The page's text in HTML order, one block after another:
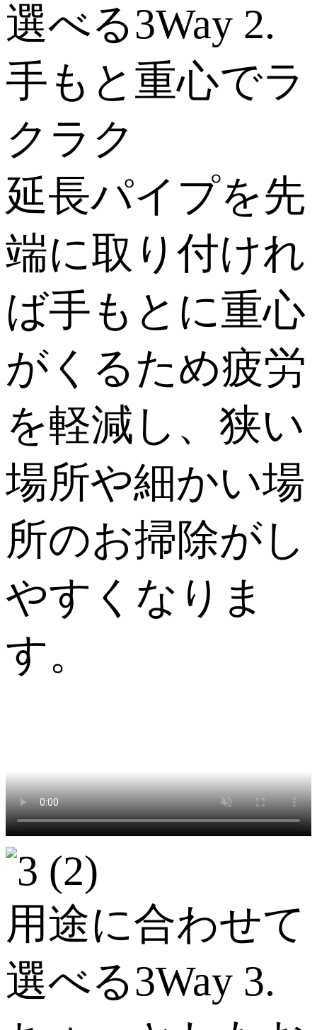
選べる3Way 2.
手もと重心でラ
クラク
延長パイプを先
端に取り付けれ
ば手もとに重心
がくるため疲労
を軽減し、狭い
場所や細かい場
所のお掃除がし
やすくなりま
す。
用途に合わせて
選べる3Way 3.